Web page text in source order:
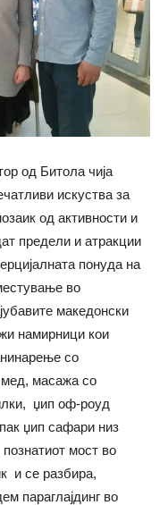
од Битола чија
искуства за
од активности и
предели и атракции
понуда на
во
македонски
намирници кои
со
мед, масажа со
џип оф-роуд
џип сафари низ
мост во
и се разбира,
параглајдинг во